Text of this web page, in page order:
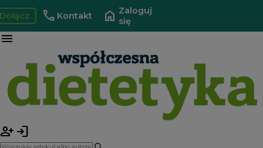
call Kontakt home Zaloguj
się
menu
person_add login